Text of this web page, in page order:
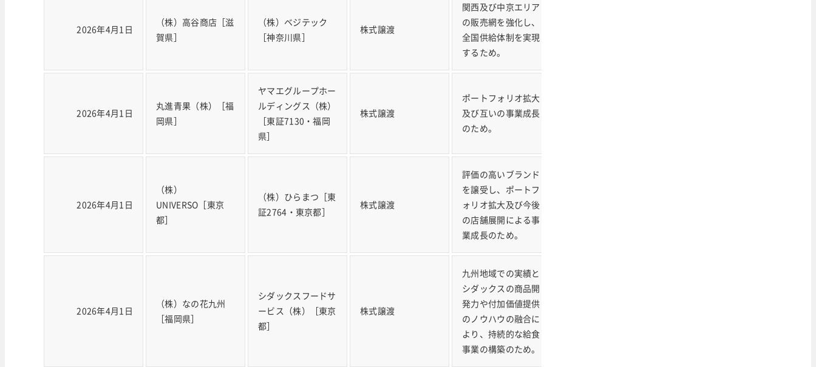
2026年4月1日
（株）高谷商店［滋
賀県］
（株）ベジテック
［神奈川県］
株式譲渡
関西及び中京エリア
の販売網を強化し、
全国供給体制を実現
するため。
2026年4月1日
丸進青果（株）［福
岡県］
ヤマエグループホー
ルディングス（株）
［東証7130・福岡
県］
株式譲渡
ポートフォリオ拡大
及び互いの事業成長
のため。
2026年4月1日
（株）
UNIVERSO［東京
都］
（株）ひらまつ［東
証2764・東京都］
株式譲渡
評価の高いブランド
を譲受し、ポートフ
ォリオ拡大及び今後
の店舗展開による事
業成長のため。
2026年4月1日
（株）なの花九州
［福岡県］
シダックスフードサ
ービス（株）［東京
都］
株式譲渡
九州地域での実績と
シダックスの商品開
発力や付加価値提供
のノウハウの融合に
より、持続的な給食
事業の構築のため。